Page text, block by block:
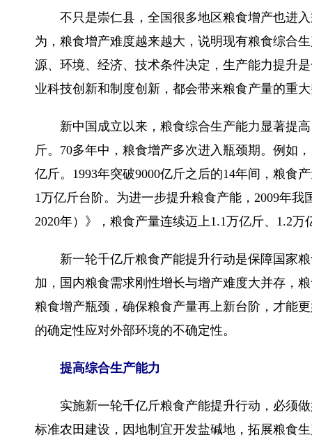
不只是崇仁县，全国很多地区粮食增产也进入
为，粮食增产难度越来越大，说明现有粮食综合
源、环境、经济、技术条件决定，生产能力提升
业科技创新和制度创新，都会带来粮食产量的重
新中国成立以来，粮食综合生产能力显著提高
斤。70多年中，粮食增产多次进入瓶颈期。例如
亿斤。1993年突破9000亿斤之后的14年间，粮食
1万亿斤台阶。为进一步提升粮食产能，2009年
2020年）》，粮食产量连续迈上1.1万亿斤、1.2万
新一轮千亿斤粮食产能提升行动是保障国家粮
加，国内粮食需求刚性增长与增产难度大并存，
粮食增产瓶颈，确保粮食产量再上新台阶，才能
的确定性应对外部环境的不确定性。
提高综合生产能力
实施新一轮千亿斤粮食产能提升行动，必须做
标准农田建设，因地制宜开发盐碱地，拓展粮食